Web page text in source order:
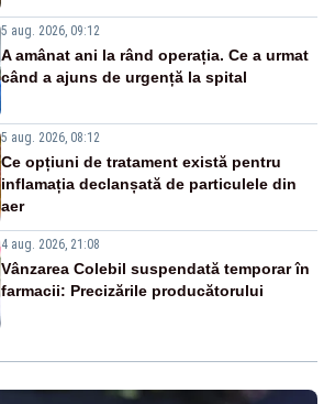
5 aug. 2026, 09:12
A amânat ani la rând operația. Ce a urmat
când a ajuns de urgență la spital
5 aug. 2026, 08:12
Ce opțiuni de tratament există pentru
inflamația declanșată de particulele din
aer
4 aug. 2026, 21:08
Vânzarea Colebil suspendată temporar în
farmacii: Precizările producătorului